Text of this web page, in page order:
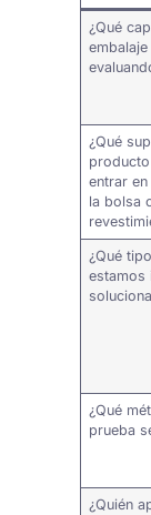
¿Qué
¿Qué
entrar
la bolsa
¿Qué
estamos
¿Qué
prueba
¿Quién